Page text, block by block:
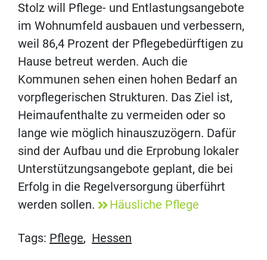
Stolz will Pflege- und Entlastungsangebote
im Wohnumfeld ausbauen und verbessern,
weil 86,4 Prozent der Pflegebedürftigen zu
Hause betreut werden. Auch die
Kommunen sehen einen hohen Bedarf an
vorpflegerischen Strukturen. Das Ziel ist,
Heimaufenthalte zu vermeiden oder so
lange wie möglich hinauszuzögern. Dafür
sind der Aufbau und die Erprobung lokaler
Unterstützungsangebote geplant, die bei
Erfolg in die Regelversorgung überführt
werden sollen.
Häusliche Pflege
Tags: Pflege, Hessen